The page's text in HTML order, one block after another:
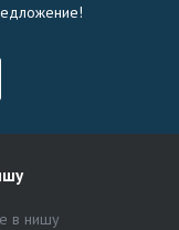
в нишу